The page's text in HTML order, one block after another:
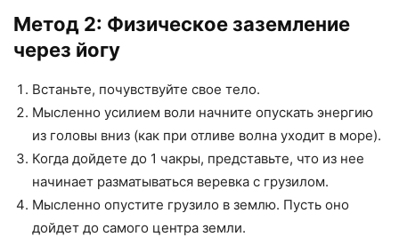
Метод 2: Физическое заземление
через йогу
Встаньте, почувствуйте свое тело.
Мысленно усилием воли начните опускать энергию
из головы вниз (как при отливе волна уходит в море).
Когда дойдете до 1 чакры, представьте, что из нее
начинает разматываться веревка с грузилом.
Мысленно опустите грузило в землю. Пусть оно
дойдет до самого центра земли.